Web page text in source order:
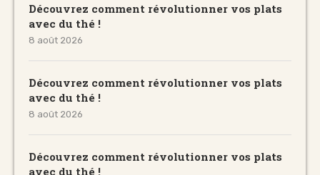
Découvrez comment révolutionner vos plats
avec du thé !
8 août 2026
Découvrez comment révolutionner vos plats
avec du thé !
8 août 2026
Découvrez comment révolutionner vos plats
avec du thé !